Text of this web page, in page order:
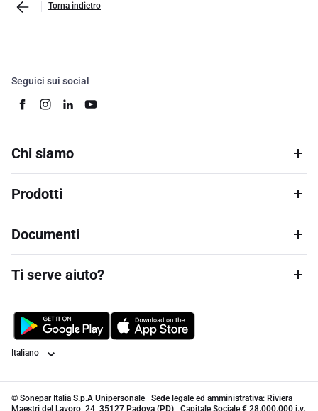
Torna indietro
Seguici sui social
Chi siamo
Prodotti
Documenti
Ti serve aiuto?
Lingua
© Sonepar Italia S.p.A Unipersonale | Sede legale ed amministrativa: Riviera
Maestri del Lavoro, 24, 35127 Padova (PD) | Capitale Sociale € 28.000.000 i.v.